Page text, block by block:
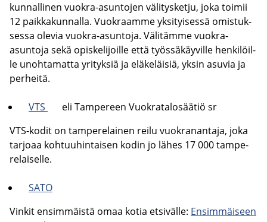
kun­nal­li­nen vuokra-​asuntojen vä­li­tys­ket­ju, joka toi­mii
12 paik­ka­kun­nal­la. Vuo­kraam­me yk­si­tyi­ses­sä omis­tuk­
ses­sa ole­via vuokra-​asuntoja. Vä­li­täm­me vuokra-​
asuntoja sekä opis­ke­li­joil­le että työs­sä­käy­vil­le hen­ki­löil­
le unoh­ta­mat­ta yri­tyk­siä ja elä­ke­läi­siä, yksin asu­via ja
per­hei­tä.
VTS
eli Tam­pe­reen Vuo­kra­ta­lo­sää­tiö sr
VTS-​kodit on tam­pe­re­lai­nen reilu vuo­kra­nan­ta­ja, joka
tar­jo­aa koh­tuu­hin­tai­sen kodin jo lähes 17 000 tam­pe­
re­lai­sel­le.
SATO
Vin­kit en­sim­mäis­tä omaa kotia et­si­väl­le: En­sim­mäi­seen